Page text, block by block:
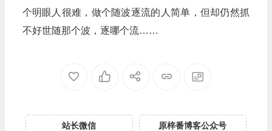
个明眼人很难，做个随波逐流的人简单，但却仍然抓
不好世随那个波，逐哪个流……
站长微信
原梓番博客公众号